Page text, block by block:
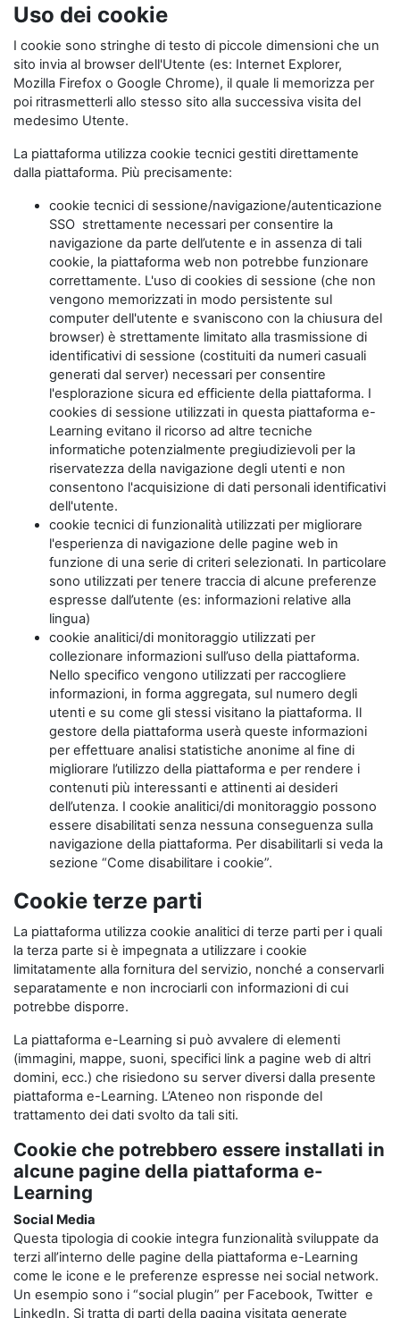
Uso dei cookie
I cookie sono stringhe di testo di piccole dimensioni che un
sito invia al browser dell'Utente (es: Internet Explorer,
Mozilla Firefox o Google Chrome), il quale li memorizza per
poi ritrasmetterli allo stesso sito alla successiva visita del
medesimo Utente.
La piattaforma utilizza cookie tecnici gestiti direttamente
dalla piattaforma. Più precisamente:
cookie tecnici di sessione/navigazione/autenticazione
SSO strettamente necessari per consentire la
navigazione da parte dell’utente e in assenza di tali
cookie, la piattaforma web non potrebbe funzionare
correttamente. L'uso di cookies di sessione (che non
vengono memorizzati in modo persistente sul
computer dell'utente e svaniscono con la chiusura del
browser) è strettamente limitato alla trasmissione di
identificativi di sessione (costituiti da numeri casuali
generati dal server) necessari per consentire
l'esplorazione sicura ed efficiente della piattaforma. I
cookies di sessione utilizzati in questa piattaforma e-
Learning evitano il ricorso ad altre tecniche
informatiche potenzialmente pregiudizievoli per la
riservatezza della navigazione degli utenti e non
consentono l'acquisizione di dati personali identificativi
dell'utente.
cookie tecnici di funzionalità utilizzati per migliorare
l'esperienza di navigazione delle pagine web in
funzione di una serie di criteri selezionati. In particolare
sono utilizzati per tenere traccia di alcune preferenze
espresse dall’utente (es: informazioni relative alla
lingua)
cookie analitici/di monitoraggio utilizzati per
collezionare informazioni sull’uso della piattaforma.
Nello specifico vengono utilizzati per raccogliere
informazioni, in forma aggregata, sul numero degli
utenti e su come gli stessi visitano la piattaforma. Il
gestore della piattaforma userà queste informazioni
per effettuare analisi statistiche anonime al fine di
migliorare l’utilizzo della piattaforma e per rendere i
contenuti più interessanti e attinenti ai desideri
dell’utenza. I cookie analitici/di monitoraggio possono
essere disabilitati senza nessuna conseguenza sulla
navigazione della piattaforma. Per disabilitarli si veda la
sezione “Come disabilitare i cookie”.
Cookie terze parti
La piattaforma utilizza cookie analitici di terze parti per i quali
la terza parte si è impegnata a utilizzare i cookie
limitatamente alla fornitura del servizio, nonché a conservarli
separatamente e non incrociarli con informazioni di cui
potrebbe disporre.
La piattaforma e-Learning si può avvalere di elementi
(immagini, mappe, suoni, specifici link a pagine web di altri
domini, ecc.) che risiedono su server diversi dalla presente
piattaforma e-Learning. L’Ateneo non risponde del
trattamento dei dati svolto da tali siti.
Cookie che potrebbero essere installati in
alcune pagine della piattaforma e-
Learning
Social Media
Questa tipologia di cookie integra funzionalità sviluppate da
terzi all’interno delle pagine della piattaforma e-Learning
come le icone e le preferenze espresse nei social network.
Un esempio sono i “social plugin” per Facebook, Twitter e
LinkedIn. Si tratta di parti della pagina visitata generate